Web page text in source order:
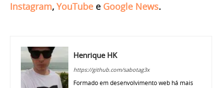
Instagram, YouTube e Google News.
Henrique HK
https://github.com/sabotag3x
Formado em desenvolvimento web há mais